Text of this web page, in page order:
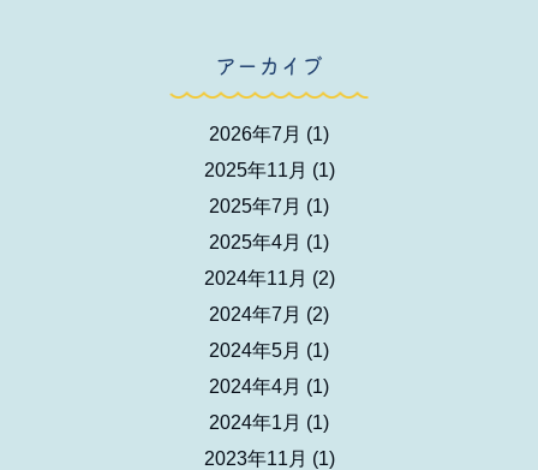
アーカイブ
2026年7月 (1)
2025年11月 (1)
2025年7月 (1)
2025年4月 (1)
2024年11月 (2)
2024年7月 (2)
2024年5月 (1)
2024年4月 (1)
2024年1月 (1)
2023年11月 (1)